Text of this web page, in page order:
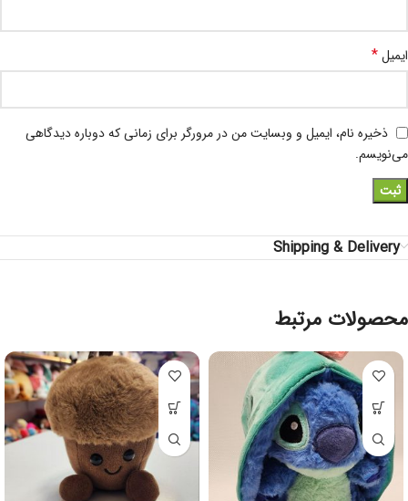
ایمیل*
ذخیره نام، ایمیل و وبسایت من در مرورگر برای زمانی که دوباره دیدگاهی
می‌نویسم.
Shipping & Delivery
محصولات مرتبط